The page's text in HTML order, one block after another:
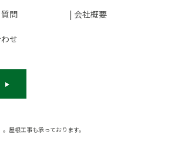
問 会社概要
せ
屋根工事も承っております。